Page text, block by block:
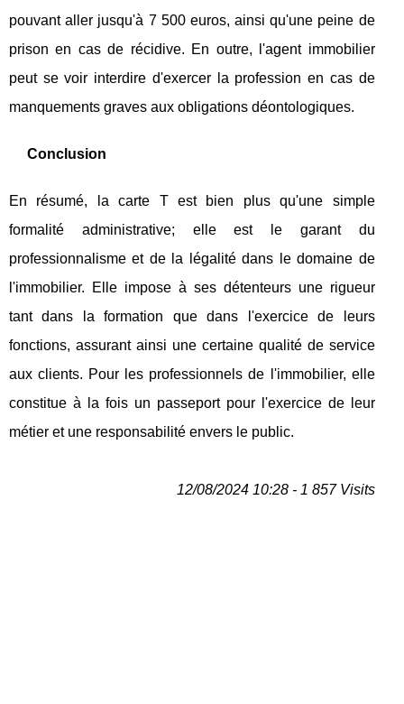
pouvant aller jusqu'à 7 500 euros, ainsi qu'une peine de
prison en cas de récidive. En outre, l'agent immobilier
peut se voir interdire d'exercer la profession en cas de
manquements graves aux obligations déontologiques.
Conclusion
En résumé, la carte T est bien plus qu'une simple
formalité administrative; elle est le garant du
professionnalisme et de la légalité dans le domaine de
l'immobilier. Elle impose à ses détenteurs une rigueur
tant dans la formation que dans l'exercice de leurs
fonctions, assurant ainsi une certaine qualité de service
aux clients. Pour les professionnels de l'immobilier, elle
constitue à la fois un passeport pour l'exercice de leur
métier et une responsabilité envers le public.
12/08/2024 10:28 - 1 857 Visits